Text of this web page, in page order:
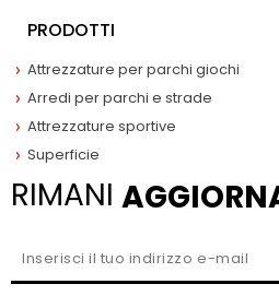
PRODOTTI
Attrezzature per parchi giochi
Arredi per parchi e strade
Attrezzature sportive
Superficie
RIMANI